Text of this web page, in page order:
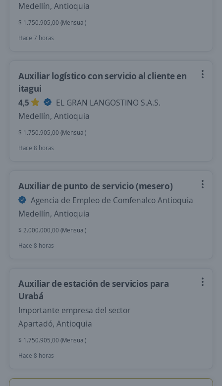
Medellín, Antioquia
$ 1.750.905,00 (Mensual)
Hace 7 horas
Auxiliar logístico con servicio al cliente en
itagui
4,5
EL GRAN LANGOSTINO S.A.S.
Medellín, Antioquia
$ 1.750.905,00 (Mensual)
Hace 8 horas
Auxiliar de punto de servicio (mesero)
Agencia de Empleo de Comfenalco Antioquia
Medellín, Antioquia
$ 2.000.000,00 (Mensual)
Hace 8 horas
Auxiliar de estación de servicios para
Urabá
Importante empresa del sector
Apartadó, Antioquia
$ 1.750.905,00 (Mensual)
Hace 8 horas